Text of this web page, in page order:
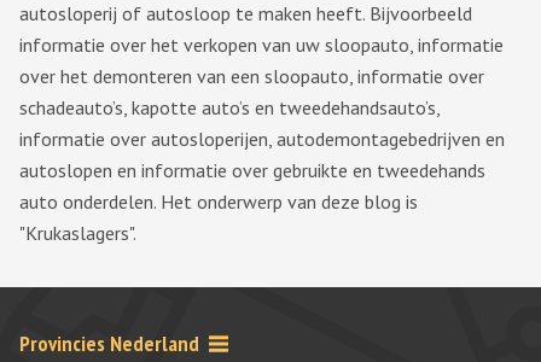
autosloperij of autosloop te maken heeft. Bijvoorbeeld
informatie over het verkopen van uw sloopauto, informatie
over het demonteren van een sloopauto, informatie over
schadeauto’s, kapotte auto’s en tweedehandsauto’s,
informatie over autosloperijen, autodemontagebedrijven en
autoslopen en informatie over gebruikte en tweedehands
auto onderdelen. Het onderwerp van deze blog is
"Krukaslagers".
Provincies Nederland